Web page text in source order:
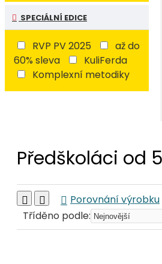
SPECIÁLNÍ EDICE
RVP PV 2025
až do
60% sleva
KuliFerda
Komplexní metodiky
Předškoláci od
Porovnání výrobku
Tříděno podle: